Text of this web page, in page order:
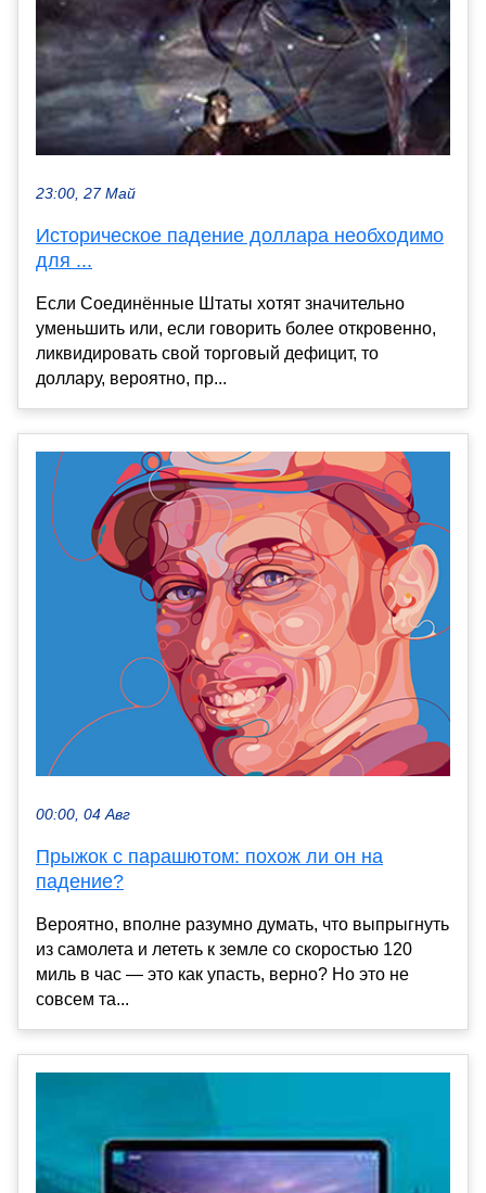
23:00, 27 Май
Историческое падение доллара необходимо
для ...
Если Соединённые Штаты хотят значительно
уменьшить или, если говорить более откровенно,
ликвидировать свой торговый дефицит, то
доллару, вероятно, пр...
00:00, 04 Авг
Прыжок с парашютом: похож ли он на
падение?
Вероятно, вполне разумно думать, что выпрыгнуть
из самолета и лететь к земле со скоростью 120
миль в час — это как упасть, верно? Но это не
совсем та...